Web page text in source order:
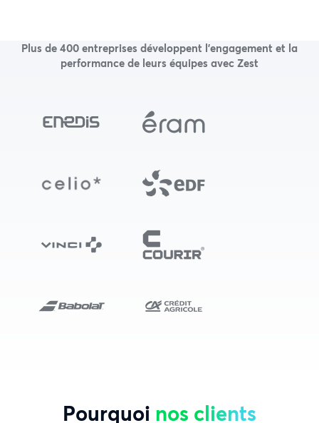
Plus de 400 entreprises développent l’engagement et la
performance de leurs équipes avec Zest
Pourquoi nos clients